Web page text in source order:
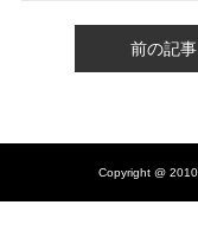
前の記事
Copyright @